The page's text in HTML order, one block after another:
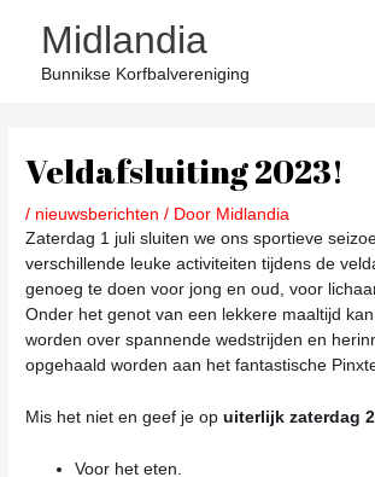
Midlandia
Bunnikse Korfbalvereniging
Veldafsluiting 2023!
/ nieuwsberichten / Door Midlandia
Zaterdag 1 juli sluiten we ons sportieve
verschillende leuke activiteiten tijdens de
genoeg te doen voor jong en oud, voor
Onder het genot van een lekkere maaltijd
worden over spannende wedstrijden en
opgehaald worden aan het fantastische
Mis het niet en geef je opuiterlijk zaterdag
Voor het eten.